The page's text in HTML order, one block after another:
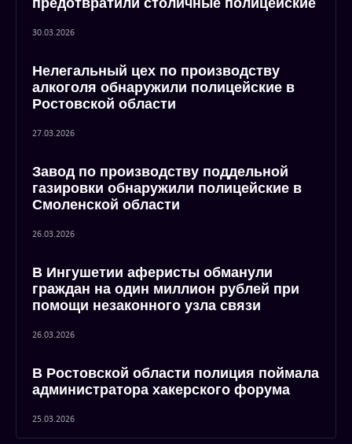
предотвратили столичные полицейские
30.03.2026
Нелегальный цех по производству
алкоголя обнаружили полицейские в
Ростовской области
27.03.2026
Завод по производству поддельной
газировки обнаружили полицейские в
Смоленской области
26.03.2026
В Ингушетии аферисты обманули
граждан на один миллион рублей при
помощи незаконного узла связи
26.03.2026
В Ростовской области полиция поймала
администратора хакерского форума
25.03.2026